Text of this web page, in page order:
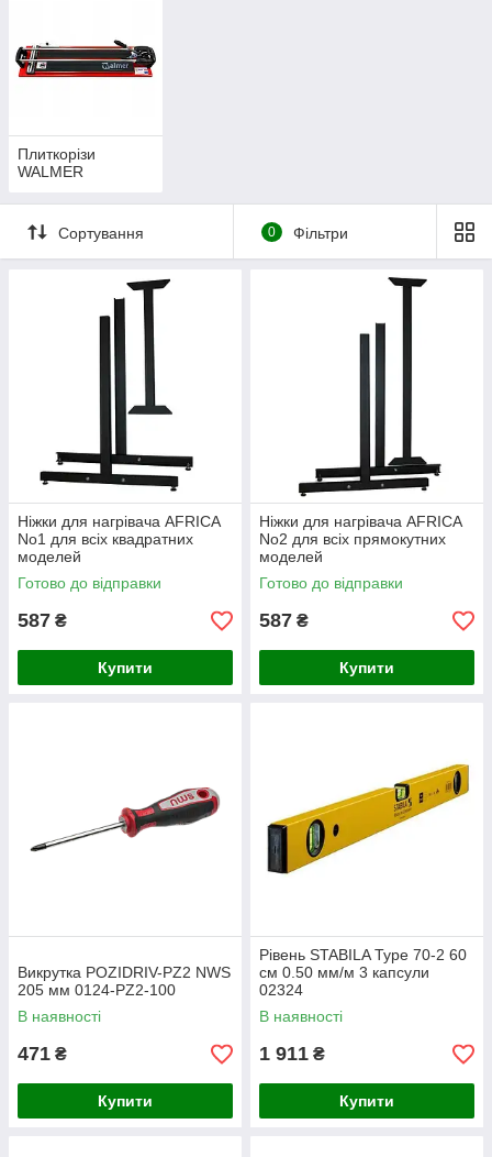
Плиткорізи
WALMER
Сортування 0 Фільтри
Ніжки для нагрівача AFRICA
No1 для всіх квадратних
моделей
Готово до відправки
587 ₴
Купити
Ніжки для нагрівача AFRICA
No2 для всіх прямокутних
моделей
Готово до відправки
587 ₴
Купити
Викрутка POZIDRIV-PZ2 NWS
205 мм 0124-PZ2-100
В наявності
471 ₴
Купити
Рівень STABILA Type 70-2 60
см 0.50 мм/м 3 капсули
02324
В наявності
1 911 ₴
Купити